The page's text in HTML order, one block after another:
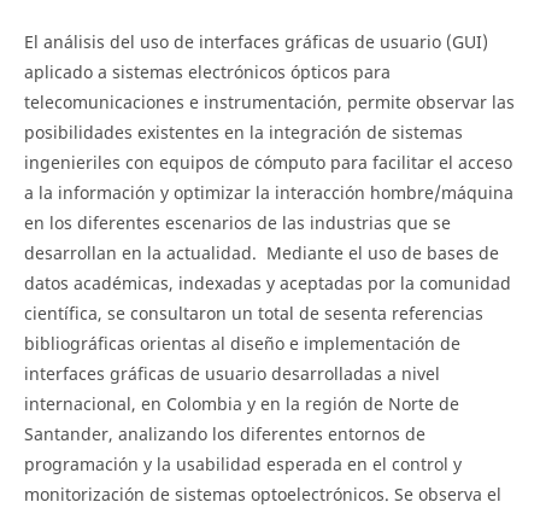
El análisis del uso de interfaces gráficas de usuario (GUI)
aplicado a sistemas electrónicos ópticos para
telecomunicaciones e instrumentación, permite observar las
posibilidades existentes en la integración de sistemas
ingenieriles con equipos de cómputo para facilitar el acceso
a la información y optimizar la interacción hombre/máquina
en los diferentes escenarios de las industrias que se
desarrollan en la actualidad. Mediante el uso de bases de
datos académicas, indexadas y aceptadas por la comunidad
científica, se consultaron un total de sesenta referencias
bibliográficas orientas al diseño e implementación de
interfaces gráficas de usuario desarrolladas a nivel
internacional, en Colombia y en la región de Norte de
Santander, analizando los diferentes entornos de
programación y la usabilidad esperada en el control y
monitorización de sistemas optoelectrónicos. Se observa el